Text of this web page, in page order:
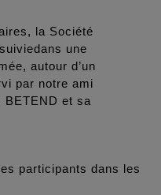
la Société
une
autour d’un
par notre ami
BETEND et sa
participants dans les